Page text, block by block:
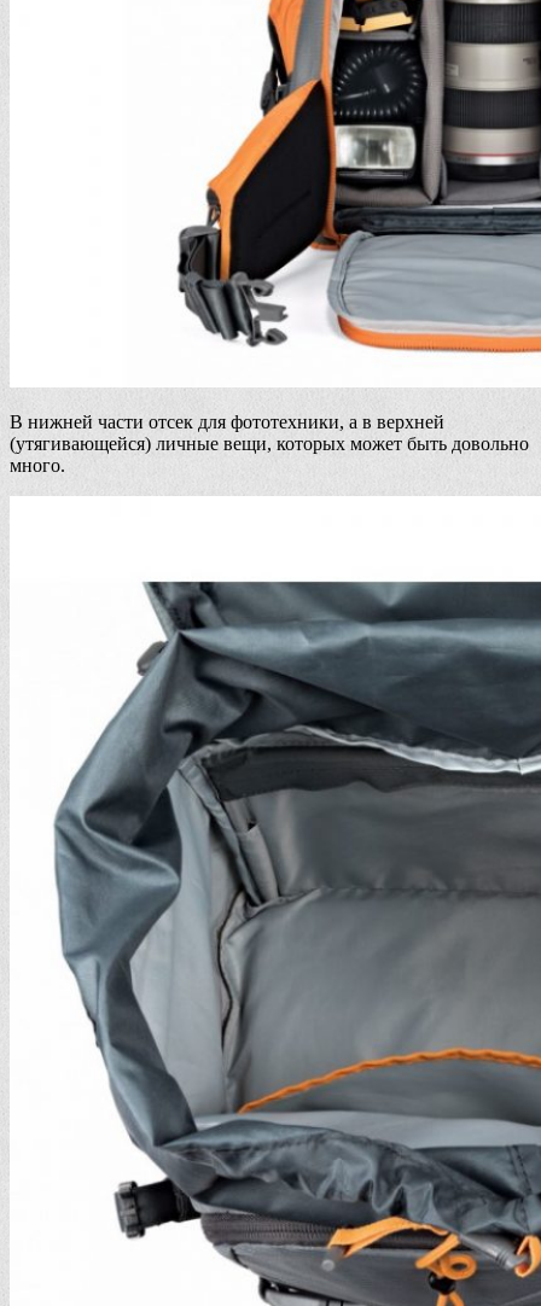
В нижней части отсек для фототехники, а в верхней
(утягивающейся) личные вещи, которых может быть довольно
много.